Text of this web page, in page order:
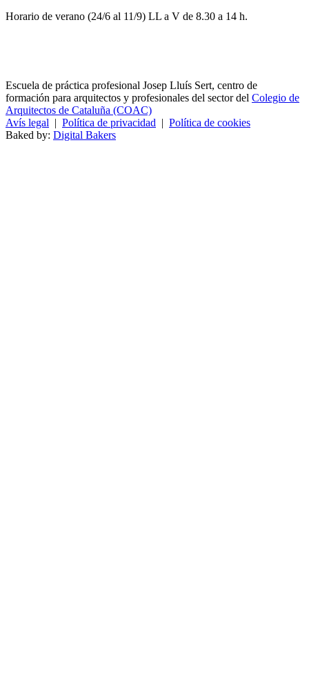
Horario de verano (24/6 al 11/9) LL a V de 8.30 a 14 h.
Escuela de práctica profesional Josep Lluís Sert, centro de
formación para arquitectos y profesionales del sector del Colegio de
Arquitectos de Cataluña (COAC)
Avís legal | Política de privacidad | Política de cookies
Baked by: Digital Bakers